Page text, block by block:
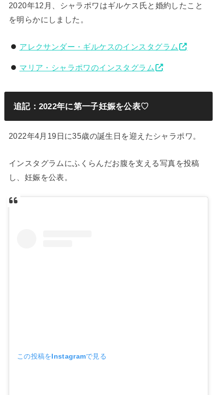
2020年12月、シャラポワはギルケス氏と婚約したこと
を明らかにしました。
アレクサンダー・ギルケスのインスタグラム
マリア・シャラポワのインスタグラム
追記：2022年に第一子妊娠を公表♡
2022年4月19日に35歳の誕生日を迎えたシャラポワ。
インスタグラムにふくらんだお腹を支える写真を投稿
し、妊娠を公表。
この投稿をInstagramで見る